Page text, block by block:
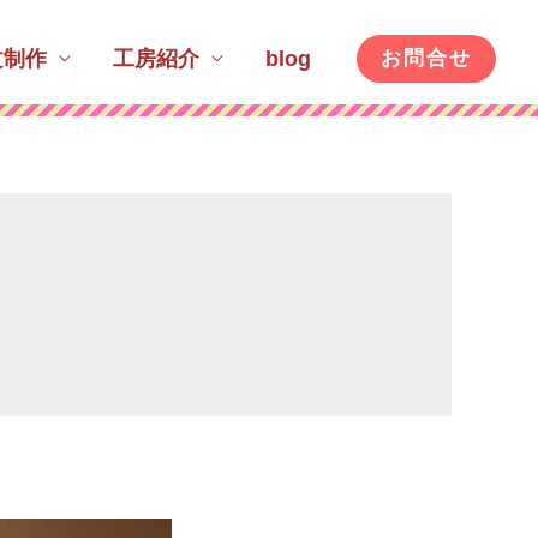
作 工房紹介 blog お問合せ